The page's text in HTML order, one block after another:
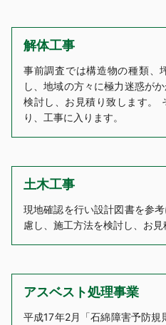
解体工事
事前調査では構造物の種類、
し、地域の方々に極力迷惑が
検討し、お見積り致します。
り、工事に入ります。
土木工事
現地確認を行い設計図書を参
慮し、施工方法を検討し、お見
アスベスト処理事業
平成17年2月「石綿障害予防規